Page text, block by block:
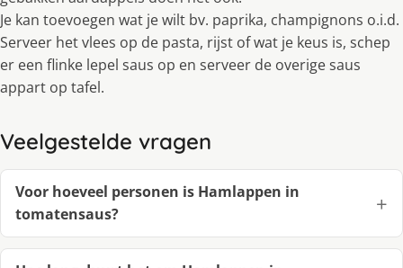
Je kan toevoegen wat je wilt bv. paprika, champignons o.i.d.
Serveer het vlees op de pasta, rijst of wat je keus is, schep
er een flinke lepel saus op en serveer de overige saus
appart op tafel.
Veelgestelde vragen
Voor hoeveel personen is Hamlappen in
tomatensaus?